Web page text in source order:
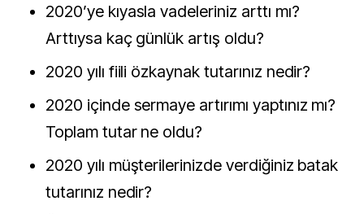
2020’ye kıyasla vadeleriniz arttı mı?
Arttıysa kaç günlük artış oldu?
2020 yılı fiili özkaynak tutarınız nedir?
2020 içinde sermaye artırımı yaptınız mı?
Toplam tutar ne oldu?
2020 yılı müşterilerinizde verdiğiniz batak
tutarınız nedir?